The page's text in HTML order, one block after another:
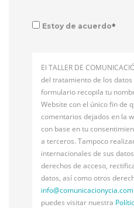
Estoy de acuerdo*
El TALLER DE
del tratamiento de los
formulario recopila tu
Website con el único fin de
comentarios dejados en la
con base en tu
a terceros. Tampoco
internacionales de sus
derechos de acceso,
datos, así como otros
info@comunicacionycia.com
puedes visitar nuestra